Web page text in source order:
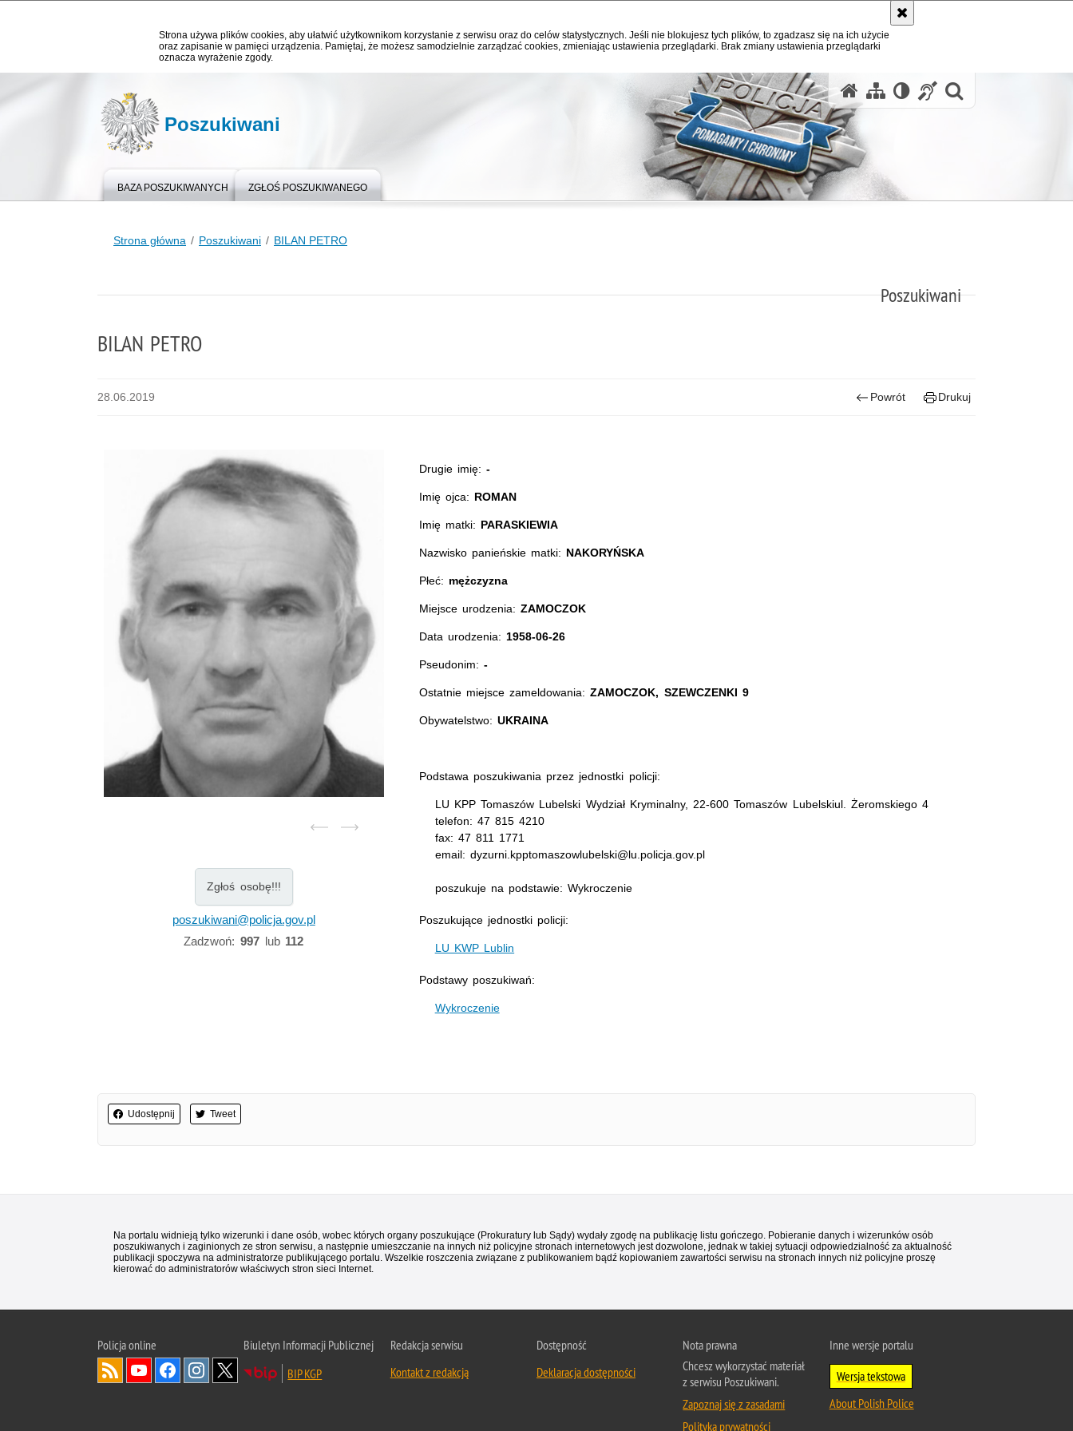
Strona używa plików cookies, aby ułatwić użytkownikom korzystanie z serwisu oraz do celów statystycznych. Jeśli nie blokujesz tych plików, to zgadzasz się na ich użycie
oraz zapisanie w pamięci urządzenia. Pamiętaj, że możesz samodzielnie zarządzać cookies, zmieniając ustawienia przeglądarki. Brak zmiany ustawienia przeglądarki
oznacza wyrażenie zgody.
Poszukiwani
BAZA POSZUKIWANYCH ZGŁOŚ POSZUKIWANEGO
Strona główna Poszukiwani BILAN PETRO
Poszukiwani
BILAN PETRO
28.06.2019 Powrót Drukuj
Zgłoś osobę!!!
poszukiwani@policja.gov.pl
Zadzwoń: 997lub 112
Drugie imię:-
Imię ojca: ROMAN
Imię matki: PARASKIEWIA
Nazwisko panieńskie matki: NAKORYŃSKA
Płeć: mężczyzna
Miejsce urodzenia:ZAMOCZOK
Data urodzenia: 1958-06-26
Pseudonim: -
Ostatnie miejsce zameldowania:ZAMOCZOK, SZEWCZENKI 9
Obywatelstwo: UKRAINA
Podstawa poszukiwania przez jednostki policji:
LU KPP Tomaszów Lubelski Wydział Kryminalny, 22-600 Tomaszów Lubelskiul. Żeromskiego 4
telefon: 47 815 4210
fax: 47 811 1771
email: dyzurni.kpptomaszowlubelski@lu.policja.gov.pl
poszukuje na podstawie: Wykroczenie
Poszukujące jednostki policji:
LU KWP Lublin
Podstawy poszukiwań:
Wykroczenie
Udostępnij Tweet
Na portalu widnieją tylko wizerunki i dane osób, wobec których organy poszukujące (Prokuratury lub Sądy) wydały zgodę na publikację listu gończego. Pobieranie danych i wizerunków osób
poszukiwanych i zaginionych ze stron serwisu, a następnie umieszczanie na innych niż policyjne stronach internetowych jest dozwolone, jednak w takiej sytuacji odpowiedzialność za aktualność
publikacji spoczywa na administratorze publikującego portalu. Wszelkie roszczenia związane z publikowaniem bądź kopiowaniem zawartości serwisu na stronach innych niż policyjne proszę
kierować do administratorów właściwych stron sieci Internet.
Policjaonline
Biuletyn Informacji Publicznej
BIP KGP
Redakcja serwisu
Kontakt z redakcją
Dostępność
Deklaracja dostępności
Nota prawna
Chcesz wykorzystać materiał
z serwisu Poszukiwani.
Zapoznaj się z zasadami
Polityka prywatności
Inne wersje portalu
Wersja tekstowa
About Polish Police